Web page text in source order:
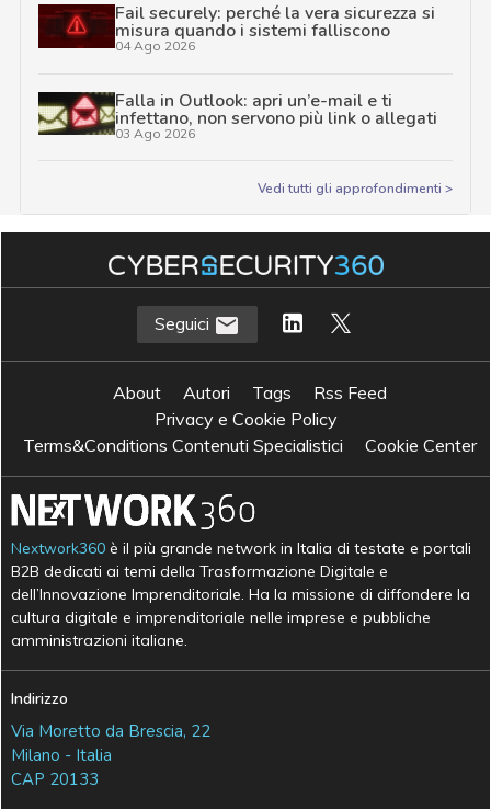
Fail securely: perché la vera sicurezza si
misura quando i sistemi falliscono
04 Ago 2026
Falla in Outlook: apri un’e-mail e ti
infettano, non servono più link o allegati
03 Ago 2026
Vedi tutti gli approfondimenti >
Seguici
About Autori Tags
Rss Feed
Privacy e Cookie Policy
Terms&Conditions Contenuti Specialistici
Cookie Center
Nextwork360 è il più grande network in Italia di testate e portali
B2B dedicati ai temi della Trasformazione Digitale e
dell’Innovazione Imprenditoriale. Ha la missione di diffondere la
cultura digitale e imprenditoriale nelle imprese e pubbliche
amministrazioni italiane.
Indirizzo
Via Moretto da Brescia, 22
Milano - Italia
CAP 20133